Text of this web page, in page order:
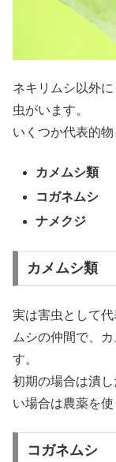
ネキリムシ以外
虫がいます。
いくつか代表的物
カメムシ類
コガネムシ
ナメクジ
カメムシ類
実は害虫として
ムシの仲間で、
す。
初期の場合は潰
い場合は農薬を使
コガネムシ